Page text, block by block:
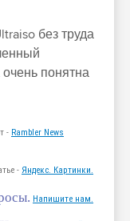
без труда
очень понятна
- Rambler News
- Яндекс. Картинки.
Напишите нам.